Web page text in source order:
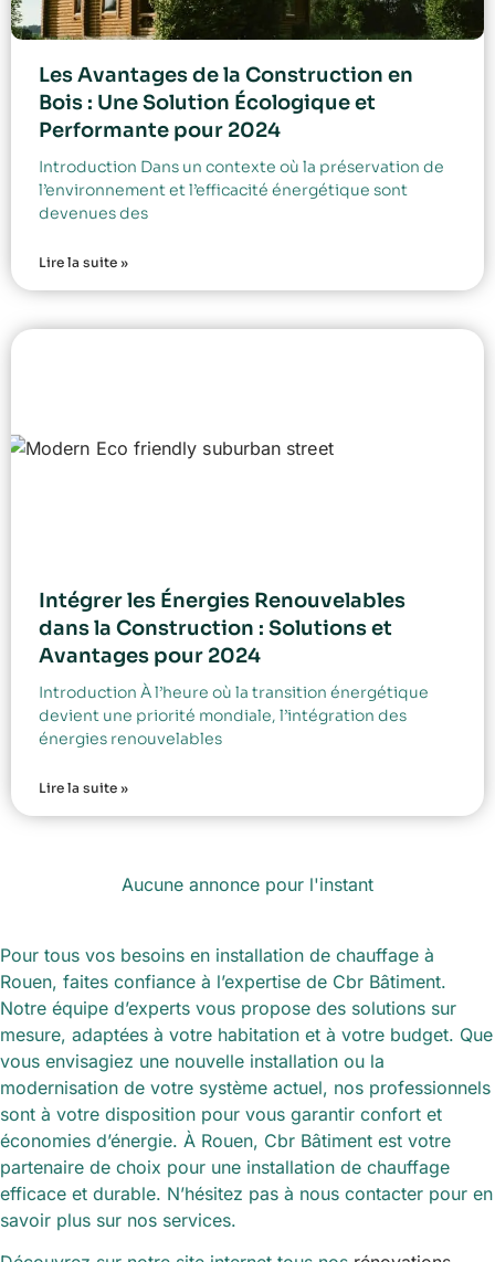
Les Avantages de la Construction en
Bois : Une Solution Écologique et
Performante pour 2024
Introduction Dans un contexte où la préservation de
l’environnement et l’efficacité énergétique sont
devenues des
Lire la suite »
Intégrer les Énergies Renouvelables
dans la Construction : Solutions et
Avantages pour 2024
Introduction À l’heure où la transition énergétique
devient une priorité mondiale, l’intégration des
énergies renouvelables
Lire la suite »
Aucune annonce pour l'instant
Pour tous vos besoins en installation de chauffage à
Rouen, faites confiance à l’expertise de Cbr Bâtiment.
Notre équipe d’experts vous propose des solutions sur
mesure, adaptées à votre habitation et à votre budget. Que
vous envisagiez une nouvelle installation ou la
modernisation de votre système actuel, nos professionnels
sont à votre disposition pour vous garantir confort et
économies d’énergie. À Rouen, Cbr Bâtiment est votre
partenaire de choix pour une installation de chauffage
efficace et durable. N’hésitez pas à nous contacter pour en
savoir plus sur nos services.